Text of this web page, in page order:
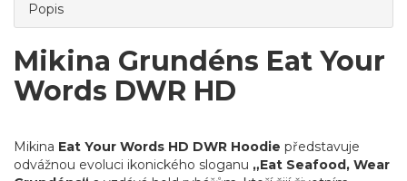
Popis
Mikina Grundéns Eat Your
Words DWR HD
Mikina Eat Your Words HD DWR Hoodie představuje
odvážnou evoluci ikonického sloganu „Eat Seafood, Wear